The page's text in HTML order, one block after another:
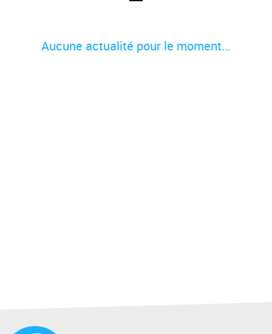
Aucune actualité pour le moment...